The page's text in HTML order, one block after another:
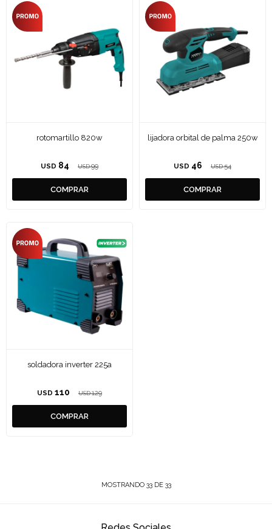
rotomartillo 820w
USD 84 USD 99
lijadora orbital de palma 250w
USD 46 USD 54
soldadora inverter 225a
USD 110 USD 129
MOSTRANDO 33DE 33